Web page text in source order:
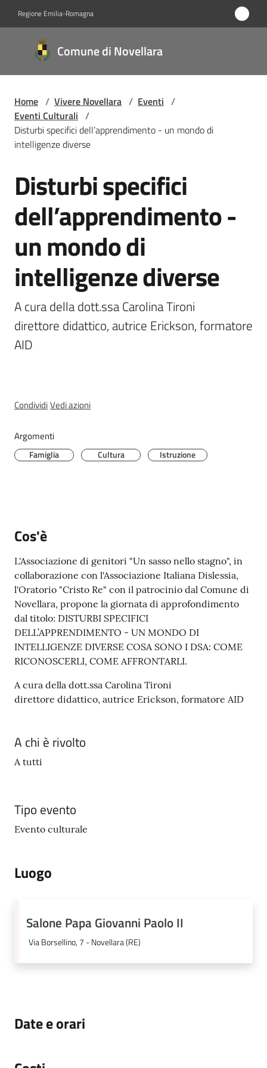
Regione Emilia-Romagna
Comune di Novellara
Comune
di
Novellara
Amministrazione
Servizi
Vivere
Novellara
Menu selezionato
P
r
e
a
i
o
n
U
N
T
A
M
E
N
T
I
Tutti
gli
argomenti...
Seguici
Home / Vivere Novellara / Eventi /
Eventi Culturali /
Disturbi specifici dell’apprendimento - un mondo di
intelligenze diverse
Salta al contenuto
Disturbi specifici
dell’apprendimento -
un mondo di
intelligenze diverse
A cura della dott.ssa Carolina Tironi
direttore didattico, autrice Erickson, formatore
AID
CondividiVedi azioni
Argomenti
Famiglia Cultura Istruzione
Cos'è
L'Associazione di genitori "Un sasso nello stagno", in
collaborazione con l'Associazione Italiana Dislessia,
l'Oratorio "Cristo Re" con il patrocinio dal Comune di
Novellara, propone la giornata di approfondimento
dal titolo: DISTURBI SPECIFICI
DELL’APPRENDIMENTO - UN MONDO DI
INTELLIGENZE DIVERSE COSA SONO I DSA: COME
RICONOSCERLI, COME AFFRONTARLI.
A cura della dott.ssa Carolina Tironi
direttore didattico, autrice Erickson, formatore AID
A chi è rivolto
A tutti
Tipo evento
Evento culturale
Luogo
Salone Papa Giovanni Paolo II
Via Borsellino, 7 - Novellara (RE)
Date e orari